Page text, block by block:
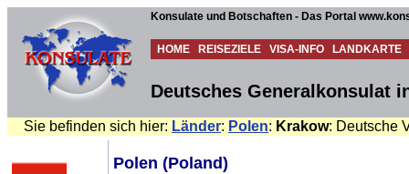
Konsulate und Botschaften - Das Portal
HOME REISEZIELE VISA-INFO LANDKARTE
Deutsches Generalkonsulat
Sie befinden sich hier: Länder: Polen: Krakow: Deutsche
Polen (Poland)